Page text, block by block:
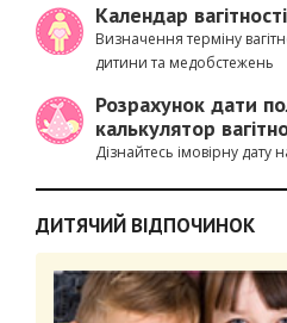
Календар вагітності
Визначення терміну
дитини та медобстежень
Розрахунок дати
калькулятор
Дізнайтесь імовірну
ДИТЯЧИЙ ВІДПОЧИНОК